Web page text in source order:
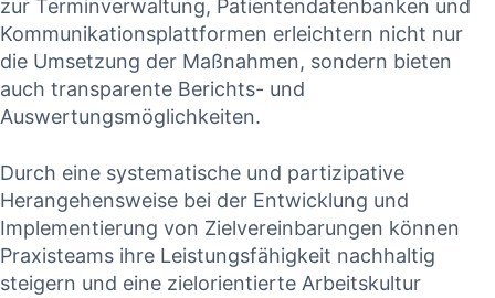
zur⁢ Terminverwaltung, Patientendatenbanken und
Kommunikationsplattformen‌ erleichtern ⁢nicht nur
die ​Umsetzung der Maßnahmen, sondern bieten
auch ⁢transparente Berichts- ⁤und
Auswertungsmöglichkeiten.
Durch eine systematische und partizipative
Herangehensweise bei der Entwicklung ​und‍
Implementierung von ​Zielvereinbarungen können
Praxisteams​ ihre Leistungsfähigkeit nachhaltig
steigern und eine zielorientierte Arbeitskultur